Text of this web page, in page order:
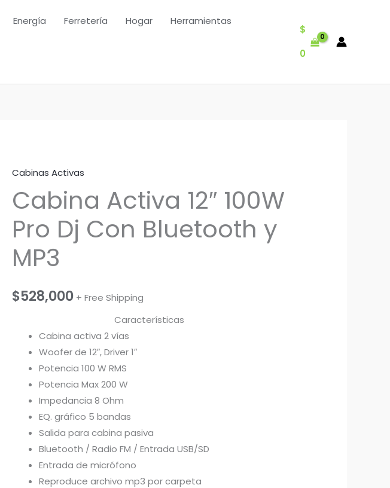
Energía Ferretería Hogar Herramientas
$
0
Cabinas Activas
Cabina Activa 12″ 100W
Pro Dj Con Bluetooth y
MP3
$528,000 + Free Shipping
Características
Cabina activa 2 vías
Woofer de 12″, Driver 1″
Potencia 100 W RMS
Potencia Max 200 W
Impedancia 8 Ohm
EQ. gráfico 5 bandas
Salida para cabina pasiva
Bluetooth / Radio FM / Entrada USB/SD
Entrada de micrófono
Reproduce archivo mp3 por carpeta